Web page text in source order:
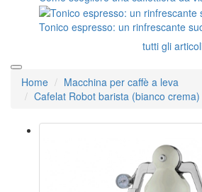
Tonico espresso: un rinfrescante
tutti gli
Home
Macchina per caffè a leva
Cafelat Robot barista (bianco crema)